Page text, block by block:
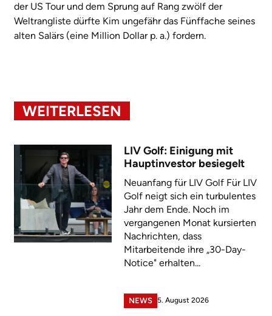
der US Tour und dem Sprung auf Rang zwölf der
Weltrangliste dürfte Kim ungefähr das Fünffache seines
alten Salärs (eine Million Dollar p. a.) fordern.
WEITERLESEN
LIV Golf: Einigung mit
Hauptinvestor besiegelt
Neuanfang für LIV Golf Für LIV
Golf neigt sich ein turbulentes
Jahr dem Ende. Noch im
vergangenen Monat kursierten
Nachrichten, dass
Mitarbeitende ihre „30-Day-
Notice" erhalten...
NEWS 5. August 2026